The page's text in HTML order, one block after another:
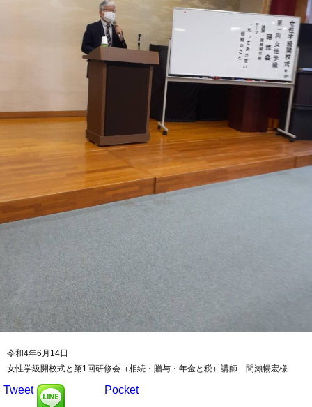
令和4年6月14日
女性学級開校式と第1回研修会（相続・贈与・年金と税）講師 間瀨暢宏様
Tweet Pocket